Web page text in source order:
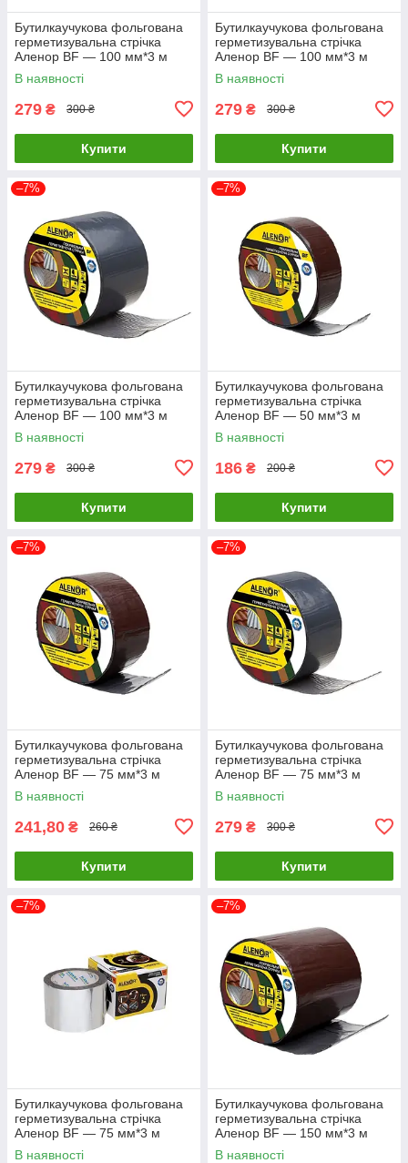
Бутилкаучукова фольгована
герметизувальна стрічка
Аленор BF — 100 мм*3 м
(сіра)
В наявності
279 ₴ 300 ₴
Купити
Бутилкаучукова фольгована
герметизувальна стрічка
Аленор BF — 100 мм*3 м
(коричнева)
В наявності
279 ₴ 300 ₴
Купити
–7%
Бутилкаучукова фольгована
герметизувальна стрічка
Аленор BF — 100 мм*3 м
(графітовий)
В наявності
279 ₴ 300 ₴
Купити
–7%
Бутилкаучукова фольгована
герметизувальна стрічка
Аленор BF — 50 мм*3 м
(коричнева)
В наявності
186 ₴ 200 ₴
Купити
–7%
Бутилкаучукова фольгована
герметизувальна стрічка
Аленор BF — 75 мм*3 м
(коричнева)
В наявності
241,80 ₴ 260 ₴
Купити
–7%
Бутилкаучукова фольгована
герметизувальна стрічка
Аленор BF — 75 мм*3 м
(графітовий)
В наявності
279 ₴ 300 ₴
Купити
–7%
Бутилкаучукова фольгована
герметизувальна стрічка
Аленор BF — 75 мм*3 м
(сіра)
В наявності
–7%
Бутилкаучукова фольгована
герметизувальна стрічка
Аленор BF — 150 мм*3 м
(коричнева)
В наявності